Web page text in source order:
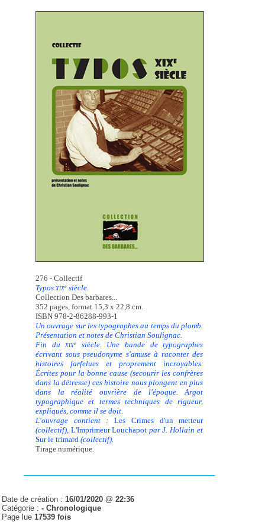
276 - Collectif
Typos XIXesiècle.
Collection Des barbares...
352 pages, format 15,3 x 22,8 cm.
ISBN 978-2-86288-993-1
Un ouvrage sur les typographes au temps du plomb.
Présentation et notes de Christian Soulignac.
Fin du
XIXe
siècle. Une bande de typographes
écrivant sous pseudonyme s'amuse à raconter des
histoires farfelues et proprement incroyables.
Écrites pour la bonne cause (secourir les confrères
dans la détresse) ces histoire nous plongent en plus
dans la réalité ouvrière de l'époque. Argot
typographique et termes techniques de rigueur,
expliqués, comme il se doit.
L'ouvrage contient :Les Crimes d'un metteur
(collectif), L'Imprimeur Louchapot par J. Hollain et
Sur le trimard (collectif).
Tirage numérique.
Date de création : 16/01/2020 @ 22:36
Catégorie :-Chronologique
Page lue 17539 fois